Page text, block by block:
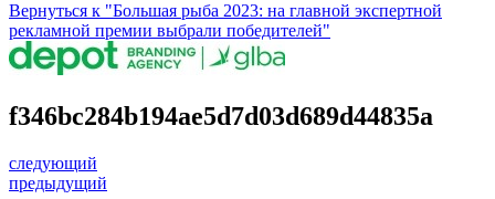
Вернуться к "Большая рыба 2023: на главной экспертной
рекламной премии выбрали победителей"
f346bc284b194ae5d7d03d689d44835a
следующий
предыдущий